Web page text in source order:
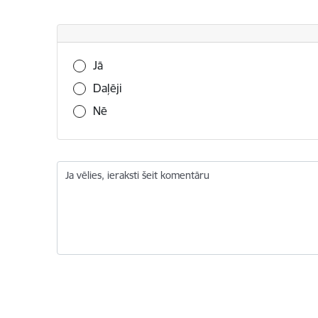
Vai šī informācija bija noderīga?
Jā
Daļēji
Nē
Ja vēlies, ieraksti šeit komentāru